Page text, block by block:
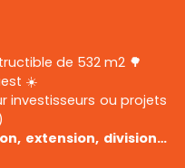
de 532 m2 🌳
☀️
investisseurs ou projets
extension, division…